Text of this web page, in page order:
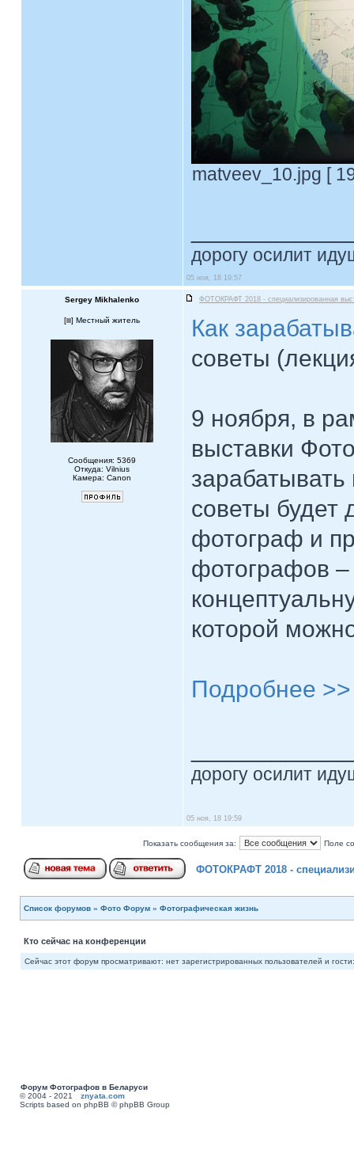
matveev_10.jpg [
дорогу осилит
05 ноя, 18 19:57
Sergey Mikhalenko ФОТОКРАФТ 2018 - специализированная
[ ] Местный житель
Сообщения: 5369
Откуда: Vilnius
Камера: Canon
Как
советы
9 ноября, в
выставки
советы будет
фотограф и
фотографов –
которой
Подробнее >>
дорогу осилит
05 ноя, 18 19:59
Показать сообщения за: Поле
ФОТОКРАФТ 2018 -
Список форумов » Фото Форум » Фотографическая жизнь
Кто сейчас на конференции
Сейчас этот форум просматривают: нет зарегистрированных пользователей и
Форум Фотографов в Беларуси
© 2004 - 2021 znyata.com
Scripts based on phpBB © phpBB Group